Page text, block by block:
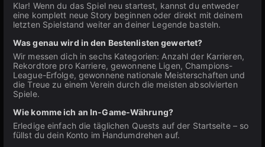
Klar! Wenn du das Spiel neu startest, kannst du entweder
eine komplett neue Story beginnen oder direkt mit deinem
letzten Spielstand weiter an deiner Legende basteln.
Was genau wird in den Bestenlisten gewertet?
Wir messen dich in sechs Kategorien: Anzahl der Karrieren,
Rekordtore pro Karriere, gewonnene Ligen, Champions-
League-Erfolge, gewonnene nationale Meisterschaften und
die Treue zu einem Verein durch die meisten absolvierten
Spiele.
Wie komme ich an In-Game-Währung?
Erledige einfach die täglichen Quests auf der Startseite – so
füllst du dein Konto im Handumdrehen auf.